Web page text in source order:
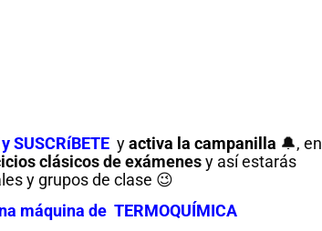
SUSCRíBETE yactiva la campanilla 🔔, en
clásicos de exámenesy así estarás
y grupos de clase 😉
máquina de TERMOQUÍMICA